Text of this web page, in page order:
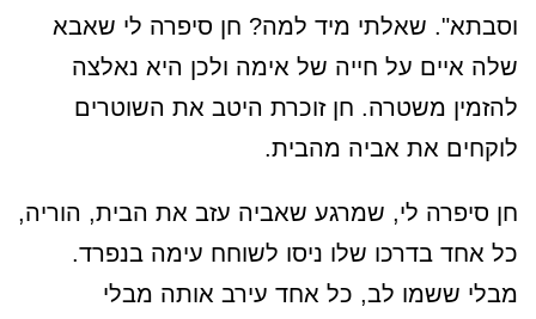
וסבתא". שאלתי מיד למה? חן סיפרה לי שאבא
שלה איים על חייה של אימה ולכן היא נאלצה
להזמין משטרה. חן זוכרת היטב את השוטרים
לוקחים את אביה מהבית.
חן סיפרה לי, שמרגע שאביה עזב את הבית, הוריה,
כל אחד בדרכו שלו ניסו לשוחח עימה בנפרד.
מבלי ששמו לב, כל אחד עירב אותה מבלי